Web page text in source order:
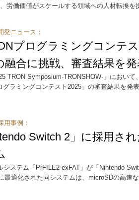
労働価値がスケールする領域への人材転換を
発ニュース：
プログラミングコンテ
融合に挑戦、審査結果を
TRON Symposium-TRONSHOW-」におい
グラミングコンテスト2025」の審査結果を発
用事例：
Switch 2」に採用さ
システム「PrFILE2 exFAT」が「Nintendo
最適化された同システムは、microSDの高速